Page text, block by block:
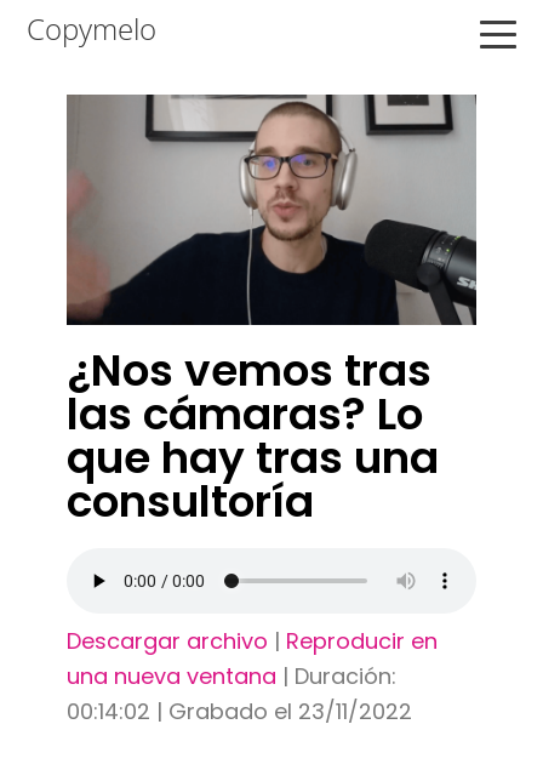
Saltar
Saltar
contenido
Saltar
Copymelo
¿Nos vemos tras
las cámaras? Lo
que hay tras una
consultoría
Descargar archivo | Reproducir en
una nueva ventana | Duración:
00:14:02 | Grabado el 23/11/2022